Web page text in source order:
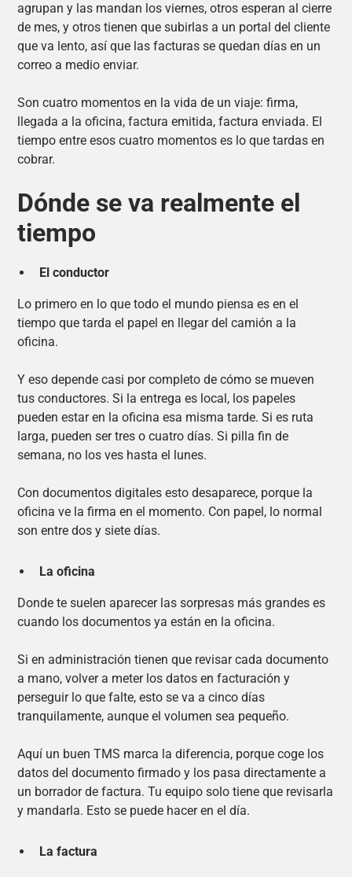
agrupan y las mandan los viernes, otros esperan al cierre
de mes, y otros tienen que subirlas a un portal del cliente
que va lento, así que las facturas se quedan días en un
correo a medio enviar.
Son cuatro momentos en la vida de un viaje: firma,
llegada a la oficina, factura emitida, factura enviada. El
tiempo entre esos cuatro momentos es lo que tardas en
cobrar.
Dónde se va realmente el
tiempo
El conductor
Lo primero en lo que todo el mundo piensa es en el
tiempo que tarda el papel en llegar del camión a la
oficina.
Y eso depende casi por completo de cómo se mueven
tus conductores. Si la entrega es local, los papeles
pueden estar en la oficina esa misma tarde. Si es ruta
larga, pueden ser tres o cuatro días. Si pilla fin de
semana, no los ves hasta el lunes.
Con documentos digitales esto desaparece, porque la
oficina ve la firma en el momento. Con papel, lo normal
son entre dos y siete días.
La oficina
Donde te suelen aparecer las sorpresas más grandes es
cuando los documentos ya están en la oficina.
Si en administración tienen que revisar cada documento
a mano, volver a meter los datos en facturación y
perseguir lo que falte, esto se va a cinco días
tranquilamente, aunque el volumen sea pequeño.
Aquí un buen TMS marca la diferencia, porque coge los
datos del documento firmado y los pasa directamente a
un borrador de factura. Tu equipo solo tiene que revisarla
y mandarla. Esto se puede hacer en el día.
La factura